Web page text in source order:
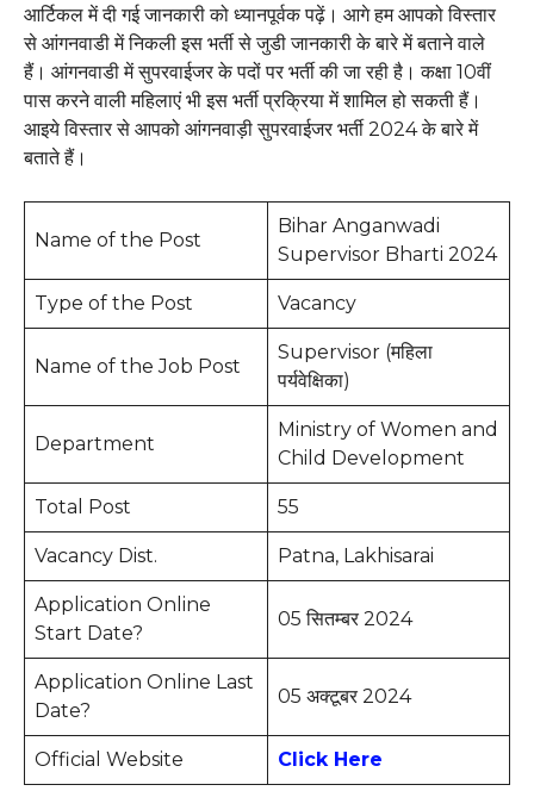
आर्टिकल में दी गई जानकारी को ध्यानपूर्वक पढ़ें। आगे हम आपको विस्तार
से आंगनवाडी में निकली इस भर्ती से जुडी जानकारी के बारे में बताने वाले
हैं। आंगनवाडी में सुपरवाईजर के पदों पर भर्ती की जा रही है। कक्षा 10वीं
पास करने वाली महिलाएं भी इस भर्ती प्रक्रिया में शामिल हो सकती हैं।
आइये विस्तार से आपको आंगनवाड़ी सुपरवाईजर भर्ती 2024 के बारे में
बताते हैं।
Name of the Post
Bihar Anganwadi
Supervisor Bharti 2024
Type of the Post Vacancy
Name of the Job Post
Supervisor (महिला
पर्यवेक्षिका)
Department
Ministry of Women and
Child Development
Total Post 55
Vacancy Dist. Patna, Lakhisarai
Application Online
Start Date?
05 सितम्बर 2024
Application Online Last
Date?
05 अक्टूबर 2024
Official Website Click Here